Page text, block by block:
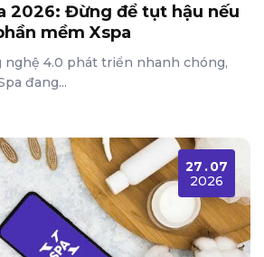
2026: Đừng để tụt hậu nếu
mềm Xspa
nghệ 4.0 phát triển nhanh chóng,
đang...
27 .07
2026